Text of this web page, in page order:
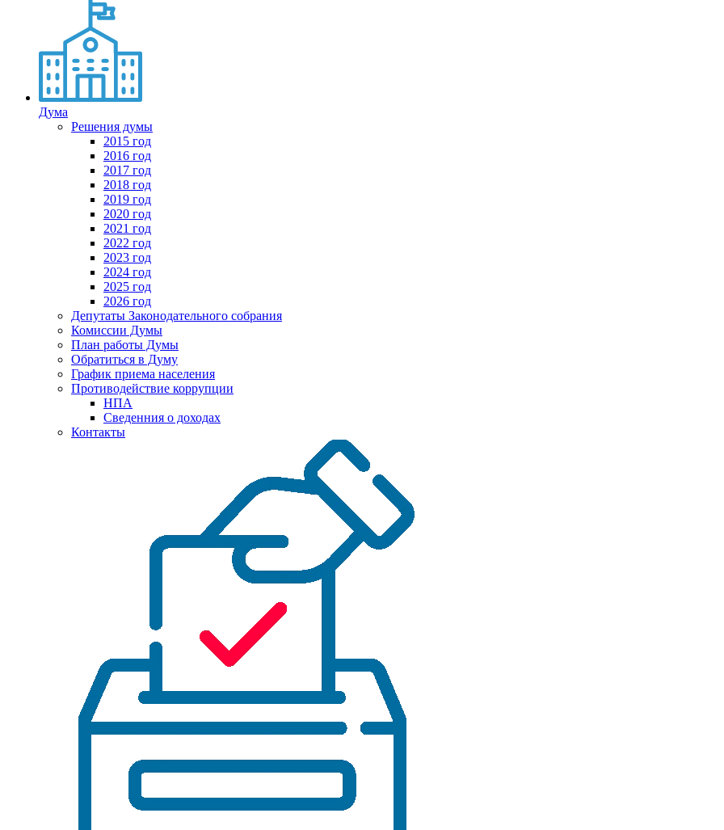
Дума
Решения думы
2015 год
2016 год
2017 год
2018 год
2019 год
2020 год
2021 год
2022 год
2023 год
2024 год
2025 год
2026 год
Депутаты Законодательного собрания
Комиссии Думы
План работы Думы
Обратиться в Думу
График приема населения
Противодействие коррупции
НПА
Сведенния о доходах
Контакты